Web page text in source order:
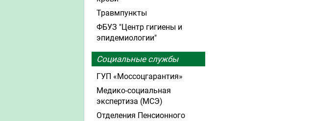
Травмпункты
ФБУЗ "Центр гигиены и
эпидемиологии"
Социальные службы
ГУП «Моссоцгарантия»
Медико-социальная
экспертиза (МСЭ)
Отделения Пенсионного